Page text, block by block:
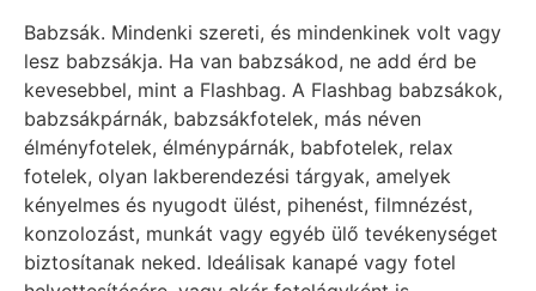
Babzsák. Mindenki szereti, és mindenkinek volt vagy
lesz babzsákja. Ha van babzsákod, ne add érd be
kevesebbel, mint a Flashbag. A Flashbag babzsákok,
babzsákpárnák, babzsákfotelek, más néven
élményfotelek, élménypárnák, babfotelek, relax
fotelek, olyan lakberendezési tárgyak, amelyek
kényelmes és nyugodt ülést, pihenést, filmnézést,
konzolozást, munkát vagy egyéb ülő tevékenységet
biztosítanak neked. Ideálisak kanapé vagy fotel